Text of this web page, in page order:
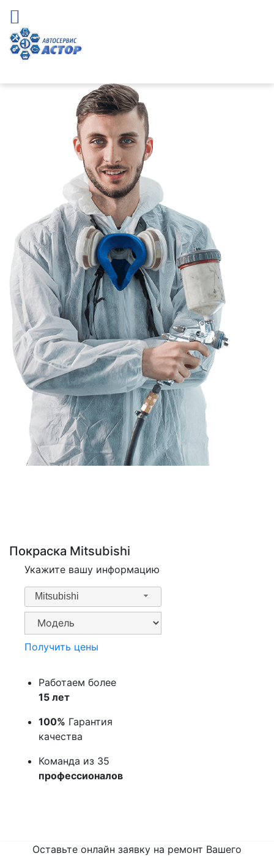
Покраска Mitsubishi
Укажите вашу информацию
Mitsubishi
Получить цены
Работаем более
15 лет
100% Гарантия
качества
Команда из 35
профессионалов
Оставьте онлайн заявку на ремонт Вашего